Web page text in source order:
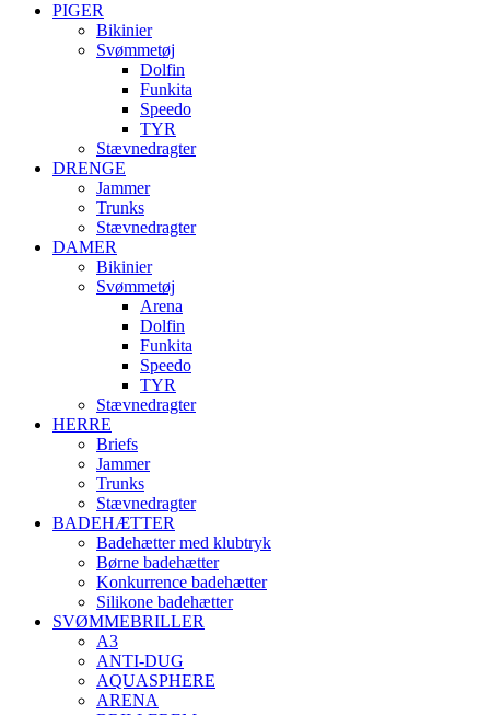
PIGER
Bikinier
Svømmetøj
Dolfin
Funkita
Speedo
TYR
Stævnedragter
DRENGE
Jammer
Trunks
Stævnedragter
DAMER
Bikinier
Svømmetøj
Arena
Dolfin
Funkita
Speedo
TYR
Stævnedragter
HERRE
Briefs
Jammer
Trunks
Stævnedragter
BADEHÆTTER
Badehætter med klubtryk
Børne badehætter
Konkurrence badehætter
Silikone badehætter
SVØMMEBRILLER
A3
ANTI-DUG
AQUASPHERE
ARENA